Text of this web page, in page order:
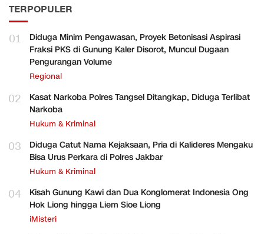
TERPOPULER
01
Diduga Minim Pengawasan, Proyek Betonisasi Aspirasi
Fraksi PKS di Gunung Kaler Disorot, Muncul Dugaan
Pengurangan Volume
Regional
02
Kasat Narkoba Polres Tangsel Ditangkap, Diduga Terlibat
Narkoba
Hukum & Kriminal
03
Diduga Catut Nama Kejaksaan, Pria di Kalideres Mengaku
Bisa Urus Perkara di Polres Jakbar
Hukum & Kriminal
04
Kisah Gunung Kawi dan Dua Konglomerat Indonesia Ong
Hok Liong hingga Liem Sioe Liong
iMisteri